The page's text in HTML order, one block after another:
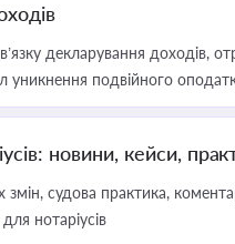
декларування доходів,
уникнення подвійного
новини, кейси,
судова практика,
нотаріусів